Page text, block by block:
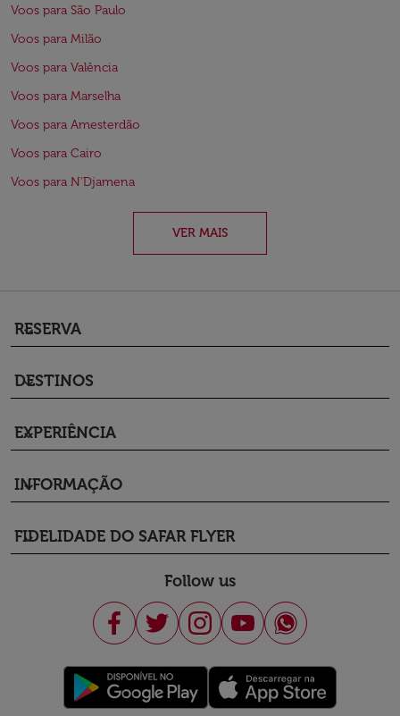
Voos para São Paulo
Voos para Milão
Voos para Valência
Voos para Marselha
Voos para Amesterdão
Voos para Cairo
Voos para N'Djamena
VER MAIS
RESERVA
keyboard_arrow_down
DESTINOS
keyboard_arrow_down
EXPERIÊNCIA
keyboard_arrow_down
INFORMAÇÃO
keyboard_arrow_down
FIDELIDADE DO SAFAR FLYER
keyboard_arrow_down
Follow us